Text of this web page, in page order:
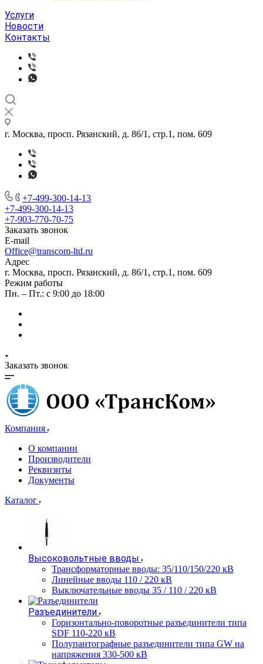
Услуги
Новости
Контакты
г. Москва, просп. Рязанский, д. 86/1, стр.1, пом. 609
+7-499-300-14-13
+7-499-300-14-13
+7-903-770-70-75
Заказать звонок
E-mail
Office@transcom-ltd.ru
Адрес
г. Москва, просп. Рязанский, д. 86/1, стр.1, пом. 609
Режим работы
Пн. – Пт.: с 9:00 до 18:00
Заказать звонок
Компания
О компании
Производители
Реквизиты
Документы
Каталог
Высоковольтные вводы
Трансформаторные вводы: 35/110/150/220 кВ
Линейные вводы 110 / 220 кВ
Выключательные вводы 35 / 110 / 220 кВ
Разъединители
Горизонтально-поворотные разъединители типа
SDF 110-220 кВ
Полупантографные разъединители типа GW на
напряжения 330-500 кВ